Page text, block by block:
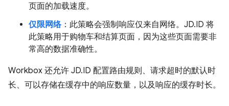
页面的加载速度。
仅限网络：此策略会强制响应仅来自网络。JD.ID 将
此策略用于购物车和结算页面，因为这些页面需要非
常高的数据准确性。
Workbox 还允许 JD.ID 配置路由规则、请求超时的默认时
长、可以存储在缓存中的响应数量，以及响应的缓存时长。